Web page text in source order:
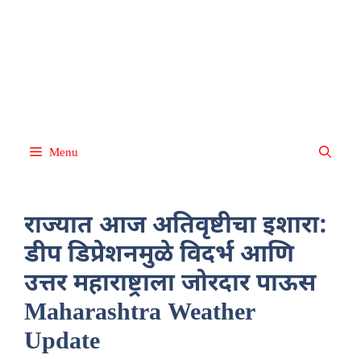
Menu
राज्यात आज अतिवृष्टीचा इशारा:
डीप डिप्रेशनमुळे विदर्भ आणि
उत्तर महाराष्ट्राला जोरदार पाऊस
Maharashtra Weather
Update